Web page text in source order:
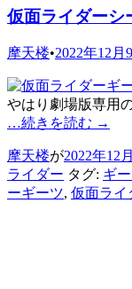
仮面ライダーシ
摩天楼•2022年12月
やはり劇場版専用
…続きを読む →
摩天楼が2022年12
ライダー タグ: ギ
ーギーツ, 仮面ライ